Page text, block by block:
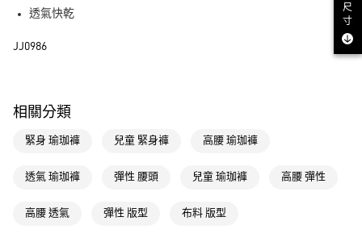
全家取貨付款
萊爾富取貨付款
每筆NT$80，滿NT$1,500(含以上)免運費
7-11取貨付款
透氣快乾
JJ0986
相關分類
緊身 瑜珈褲 兒童 緊身褲 高腰 瑜珈褲
透氣 瑜珈褲 彈性 腰頭 兒童 瑜珈褲 高腰 彈性
高腰 透氣 彈性 版型 布料 版型
尺
寸